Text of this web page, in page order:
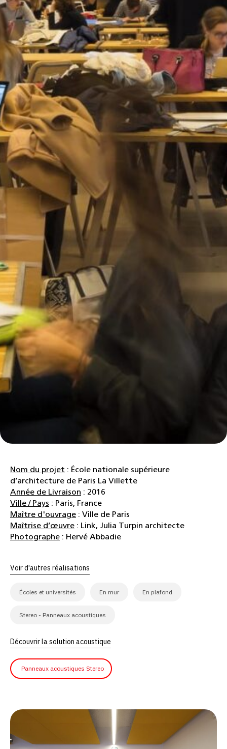
Nom du projet : École nationale supérieure
d’architecture de Paris La Villette
Année de Livraison : 2016
Ville / Pays : Paris, France
Maître d'ouvrage : Ville de Paris
Maîtrise d’œuvre : Link, Julia Turpin architecte
Photographe : Hervé Abbadie
Voir d'autres réalisations
Écoles et universités En mur En plafond
Stereo - Panneaux acoustiques
Découvrir la solution acoustique
Panneaux acoustiques Stereo